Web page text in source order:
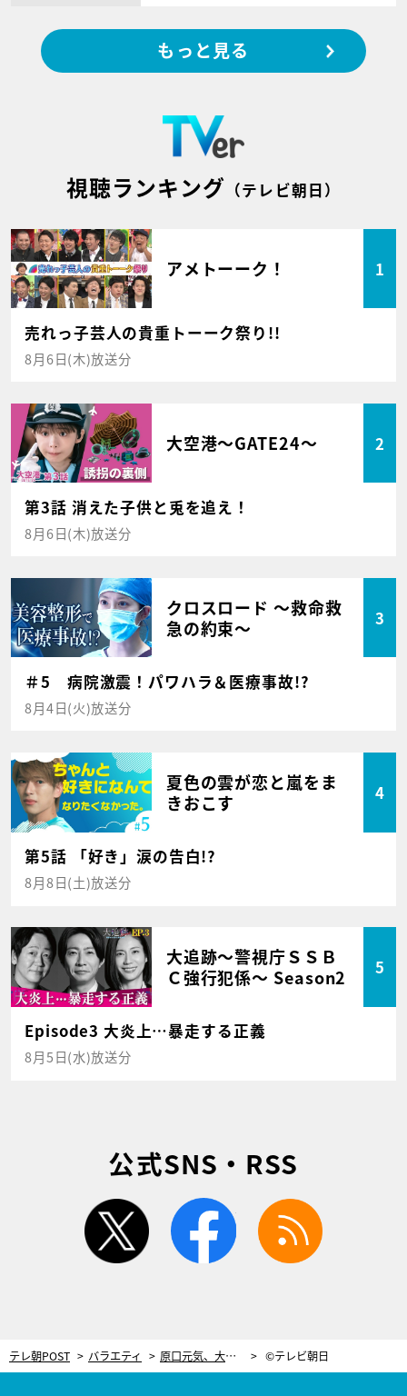
もっと見る
視聴ランキング （テレビ朝日）
アメトーーク！ 1
売れっ子芸人の貴重トーーク祭り!!
8月6日(木)放送分
大空港～GATE24～ 2
第3話 消えた子供と兎を追え！
8月6日(木)放送分
クロスロード ～救命救
急の約束～
3
＃5 病院激震！パワハラ＆医療事故!?
8月4日(火)放送分
夏色の雲が恋と嵐をま
きおこす
4
第5話 「好き」涙の告白!?
8月8日(土)放送分
大追跡～警視庁ＳＳＢ
Ｃ強行犯係～ Season2
5
Episode3 大炎上…暴走する正義
8月5日(水)放送分
公式SNS・RSS
twitter facebook
テレ朝POST バラエティ 原口元気、大感動！「勝てない」と唸った天才的ライバルの熱い思い ©テレビ朝日